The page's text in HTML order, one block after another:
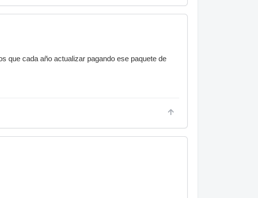
que cada año actualizar pagando ese paquete de